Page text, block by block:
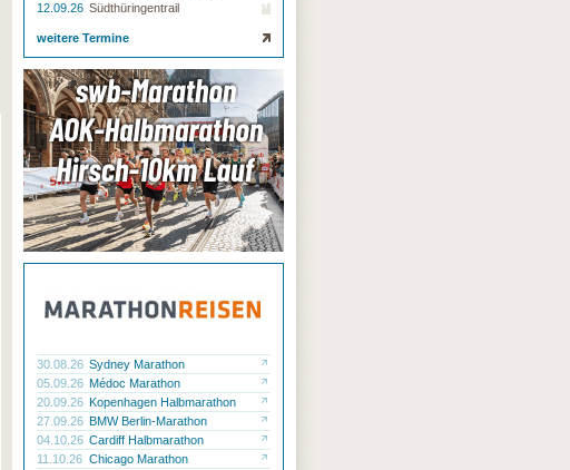
12.09.26 Südthüringentrail
weitere Termine
30.08.26 Sydney Marathon
05.09.26 Médoc Marathon
20.09.26 Kopenhagen Halbmarathon
27.09.26 BMW Berlin-Marathon
04.10.26 Cardiff Halbmarathon
11.10.26 Chicago Marathon